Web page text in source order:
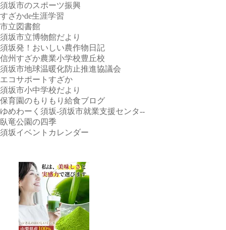
須坂市のスポーツ振興
すざかde生涯学習
市立図書館
須坂市立博物館だより
須坂発！おいしい農作物日記
信州すざか農業小学校豊丘校
須坂市地球温暖化防止推進協議会
エコサポートすざか
須坂市小中学校だより
保育園のもりもり給食ブログ
ゆめわーく須坂-須坂市就業支援センタ--
臥竜公園の四季
須坂イベントカレンダー